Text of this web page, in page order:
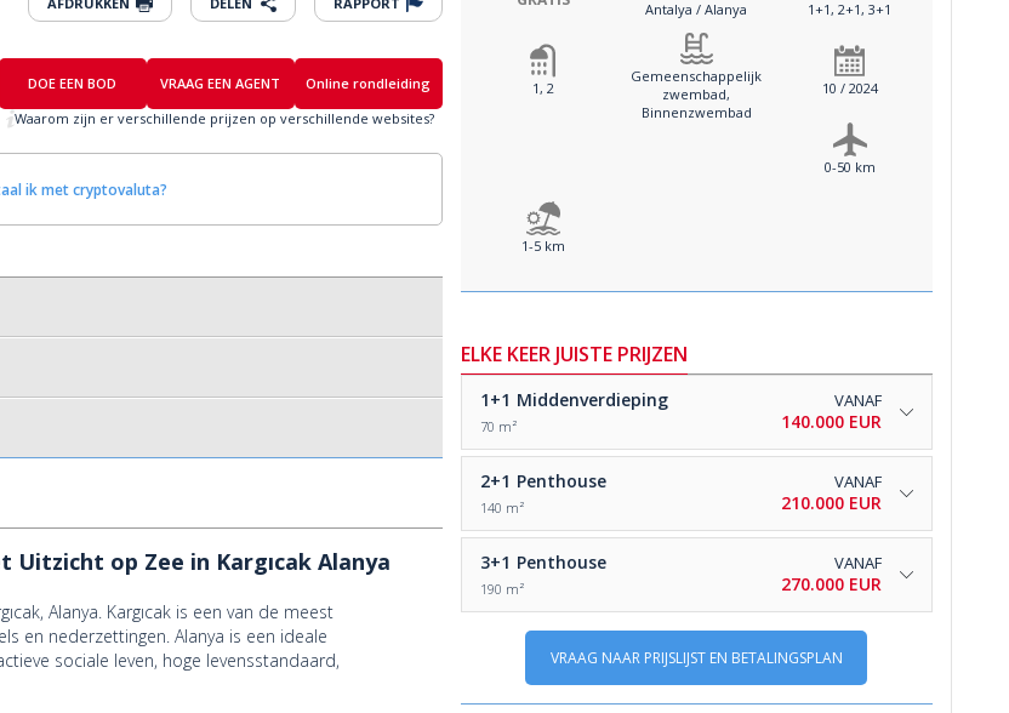
DOE EEN BOD VRAAG EEN AGENT
Online rondleiding
Waarom zijn er verschillende prijzen op verschillende websites?
ik met cryptovaluta?
Antalya / Alanya 1+1, 2+1, 3+1
1, 2
Gemeenschappelijk
zwembad,
Binnenzwembad
10 / 2024
0-50 km
1-5 km
ELKE KEER JUISTE PRIJZEN
1+1 Middenverdieping
70 m²
VANAF
140.000 EUR
2+1 Penthouse
140 m²
VANAF
210.000 EUR
3+1 Penthouse
190 m²
VANAF
270.000 EUR
VRAAG NAAR PRIJSLIJST EN BETALINGSPLAN
op Zee in Kargıcak Alanya
Alanya. Kargıcak is een van de meest
en nederzettingen. Alanya is een ideale
sociale leven, hoge levensstandaard,